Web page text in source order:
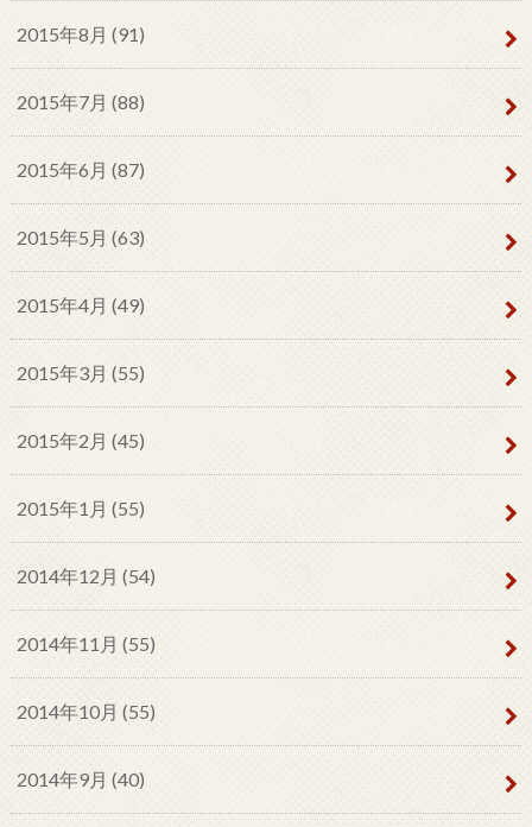
2015年8月 (91)
2015年7月 (88)
2015年6月 (87)
2015年5月 (63)
2015年4月 (49)
2015年3月 (55)
2015年2月 (45)
2015年1月 (55)
2014年12月 (54)
2014年11月 (55)
2014年10月 (55)
2014年9月 (40)